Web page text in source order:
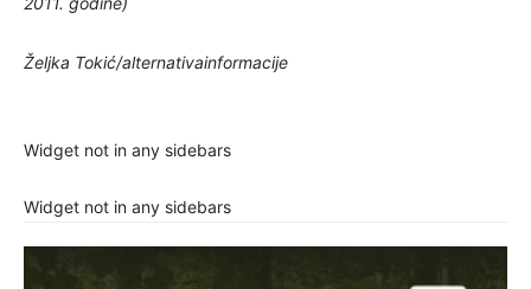
Željka Tokić/alternativainformacije
Widget not in any sidebars
Widget not in any sidebars